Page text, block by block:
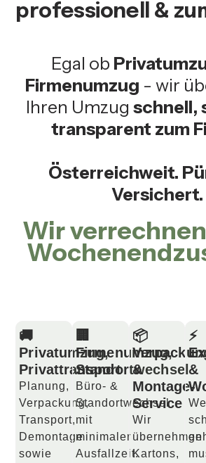
professionell &
Egal ob
Firmenumzug - wir
Ihren Umzug schnell,
transparent zum
Österreichweit.
Versichert.
Wir
🚚
Privatumzug,
Privattransport
Planung,
Verpackung,
Transport,
Demontage
sowie
🏢
Firmenumzug,
Standortwechsel
Büro- &
Standortwechsel
mit
minimaler
Ausfallzeit.
📦
&
Montage-
Service
Wir
übernehmen
Kartons,
⚡
&